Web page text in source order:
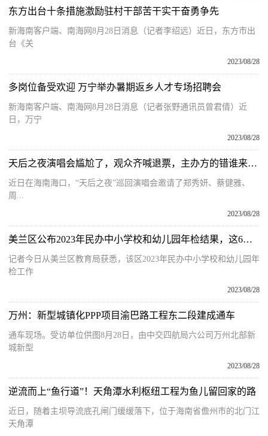
东方出台十条措施激励驻村干部苦干实干奋勇争先
新海南客户端、南海网8月28日消息（记者李绍远）近日，东方市出
台《关
2023/08/28
多岗位备受欢迎 万宁举办暑期返乡人才专场招聘会
新海南客户端、南海网8月28日消息（记者张野通讯员曾君倩）近
日，万宁
2023/08/28
天后之夜演唱会尴尬了，观众齐喊退票，主办方的错谁来买单？
近日在海南海口，“天后之夜”巡回演唱会邀请了郑秀妍、蔡健雅、
周...
2023/08/28
美兰区公布2023年民办中小学校和幼儿园年检结果，这6所幼儿园停止办学
记者今日从美兰区教育局获悉，该区2023年民办中小学校和幼儿园年
检工作
2023/08/28
万州：新型城镇化PPP项目渝巴路工程东二段建成通车
通车现场。受访单位供图8月28日，由中交四航局六公司万州北部新
城新型
2023/08/28
逆流而上“鱼行道”！天角潭水利枢纽工程为鱼儿留回家的路
近日，随着主坝导流底孔闸门缓缓落下，位于海南省儋州市的北门江
天角潭